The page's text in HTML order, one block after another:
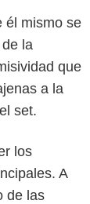
él mismo se
la
que
a la
set.
los
A
de las